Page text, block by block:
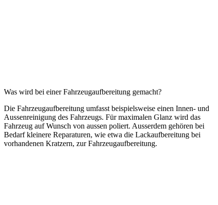
Was wird bei einer Fahrzeugaufbereitung gemacht?
Die Fahrzeugaufbereitung umfasst beispielsweise einen Innen- und
Aussenreinigung des Fahrzeugs. Für maximalen Glanz wird das
Fahrzeug auf Wunsch von aussen poliert. Ausserdem gehören bei
Bedarf kleinere Reparaturen, wie etwa die Lackaufbereitung bei
vorhandenen Kratzern, zur Fahrzeugaufbereitung.